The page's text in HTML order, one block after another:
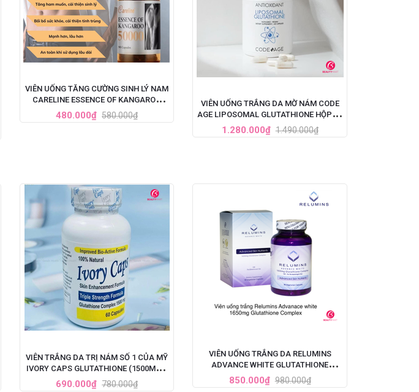
VIÊN UỐNG TĂNG CƯỜNG SINH LÝ NAM
CARELINE ESSENCE OF KANGAROO
50000
480.000₫ 580.000₫
VIÊN UỐNG TRẮNG DA MỜ NÁM CODE
AGE LIPOSOMAL GLUTATHIONE HỘP 60
VIÊN
1.280.000₫ 1.490.000₫
VIÊN TRẮNG DA TRỊ NÁM SỐ 1 CỦA MỸ
IVORY CAPS GLUTATHIONE (1500MG X
60 VIÊN)
690.000₫ 780.000₫
VIÊN UỐNG TRẮNG DA RELUMINS
ADVANCE WHITE GLUTATHIONE
COMPLEX (1650MG X 90 VIÊN)
850.000₫ 980.000₫